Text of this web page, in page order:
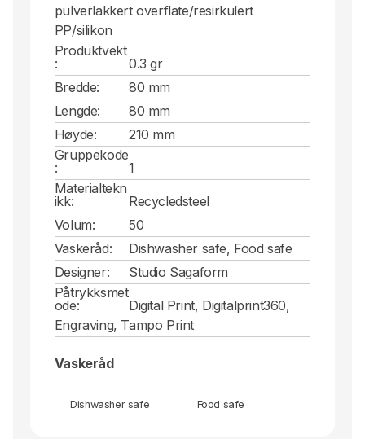
pulverlakkert overflate/resirkulert
PP/silikon
Produktvekt
:
0.3 gr
Bredde:
80 mm
Lengde:
80 mm
Høyde:
210 mm
Gruppekode
:
1
Materialtekn
ikk:
Recycledsteel
Volum:
50
Vaskeråd:
Dishwasher safe, Food safe
Designer:
Studio Sagaform
Påtrykksmet
ode:
Digital Print, Digitalprint360,
Engraving, Tampo Print
Vaskeråd
Dishwasher safe Food safe